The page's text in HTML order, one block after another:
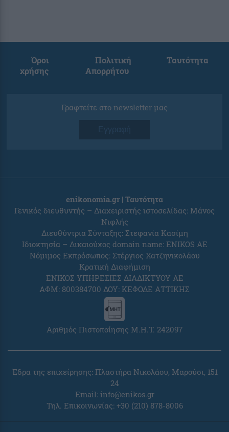
Όροι
χρήσης
Πολιτική
Απορρήτου
Ταυτότητα
Γραφτείτε στο newsletter μας
Εγγραφή
enikonomia.gr | Ταυτότητα
Γενικός διευθυντής – Διαχειριστής ιστοσελίδας: Μάνος
Νιφλής
Διευθύντρια Σύνταξης: Στεφανία Κασίμη
Ιδιοκτησία – Δικαιούχος domain name: ENIKOS AE
Νόμιμος Εκπρόσωπος: Στέργιος Χατζηνικολάου
Κρατική Διαφήμιση
ΕΝΙΚΟΣ ΥΠΗΡΕΣΙΕΣ ΔΙΑΔΙΚΤΥΟΥ ΑΕ
ΑΦΜ: 800384700 ΔΟΥ: ΚΕΦΟΔΕ ΑΤΤΙΚΗΣ
Αριθμός Πιστοποίησης Μ.Η.Τ. 242097
Έδρα της επιχείρησης: Πλαστήρα Νικολάου, Μαρούσι, 151
24
Email: info@enikos.gr
Τηλ. Επικοινωνίας: +30 (210) 878-8006